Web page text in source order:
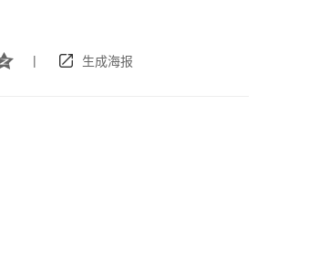
| 生成海报